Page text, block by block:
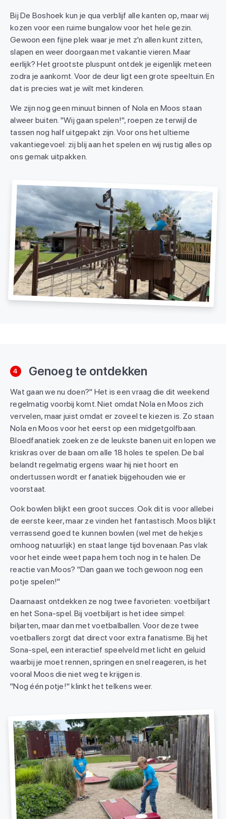
Bij De Boshoek kun je qua verblijf alle kanten op, maar wij
kozen voor een ruime bungalow voor het hele gezin.
Gewoon een fijne plek waar je met z'n allen kunt zitten,
slapen en weer doorgaan met vakantie vieren. Maar
eerlijk? Het grootste pluspunt ontdek je eigenlijk meteen
zodra je aankomt. Voor de deur ligt een grote speeltuin. En
dat is precies wat je wilt met kinderen.
We zijn nog geen minuut binnen of Nola en Moos staan
alweer buiten. "Wij gaan spelen!", roepen ze terwijl de
tassen nog half uitgepakt zijn. Voor ons het ultieme
vakantiegevoel: zij blij aan het spelen en wij rustig alles op
ons gemak uitpakken.
4 Genoeg te ontdekken
Wat gaan we nu doen?" Het is een vraag die dit weekend
regelmatig voorbij komt. Niet omdat Nola en Moos zich
vervelen, maar juist omdat er zoveel te kiezen is. Zo staan
Nola en Moos voor het eerst op een midgetgolfbaan.
Bloedfanatiek zoeken ze de leukste banen uit en lopen we
kriskras over de baan om alle 18 holes te spelen. De bal
belandt regelmatig ergens waar hij niet hoort en
ondertussen wordt er fanatiek bijgehouden wie er
voorstaat.
Ook bowlen blijkt een groot succes. Ook dit is voor allebei
de eerste keer, maar ze vinden het fantastisch. Moos blijkt
verrassend goed te kunnen bowlen (wel met de hekjes
omhoog natuurlijk) en staat lange tijd bovenaan. Pas vlak
voor het einde weet papa hem toch nog in te halen. De
reactie van Moos? "Dan gaan we toch gewoon nog een
potje spelen!"
Daarnaast ontdekken ze nog twee favorieten: voetbiljart
en het Sona-spel. Bij voetbiljart is het idee simpel:
biljarten, maar dan met voetbalballen. Voor deze twee
voetballers zorgt dat direct voor extra fanatisme. Bij het
Sona-spel, een interactief speelveld met licht en geluid
waarbij je moet rennen, springen en snel reageren, is het
vooral Moos die niet weg te krijgen is.
"Nog één potje!" klinkt het telkens weer.